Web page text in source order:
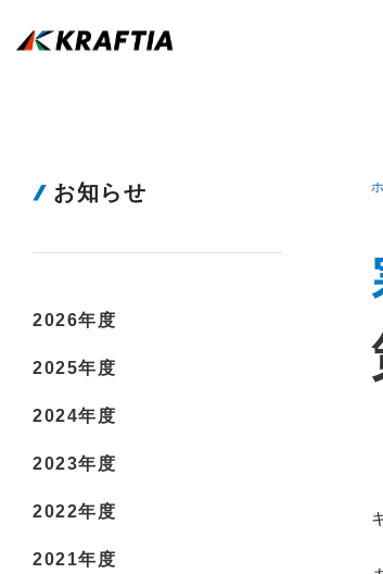
寒波
お知らせ
2026年度
2025年度
2024年度
2023年度
2022年度
2021年度